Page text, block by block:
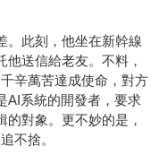
。此刻，他坐在新幹線
送信給老友。不料，
辛萬苦達成使命，對方
AI系統的開發者，要求
對象。更不妙的是，
不捨。